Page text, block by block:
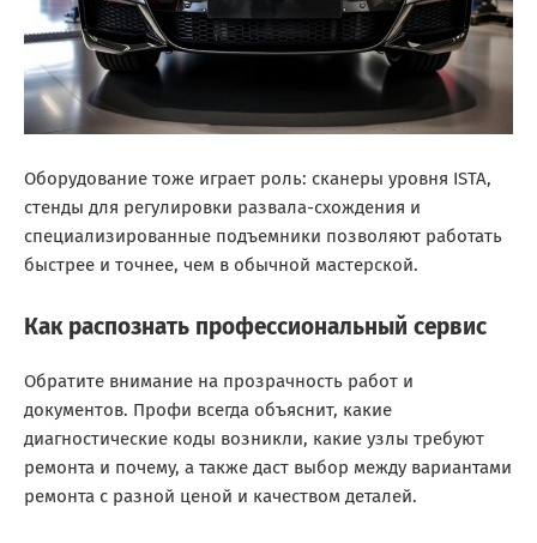
Оборудование тоже играет роль: сканеры уровня ISTA,
стенды для регулировки развала-схождения и
специализированные подъемники позволяют работать
быстрее и точнее, чем в обычной мастерской.
Как распознать профессиональный сервис
Обратите внимание на прозрачность работ и
документов. Профи всегда объяснит, какие
диагностические коды возникли, какие узлы требуют
ремонта и почему, а также даст выбор между вариантами
ремонта с разной ценой и качеством деталей.